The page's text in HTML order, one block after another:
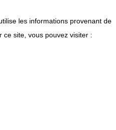
les informations provenant de
ce site, vous pouvez visiter :